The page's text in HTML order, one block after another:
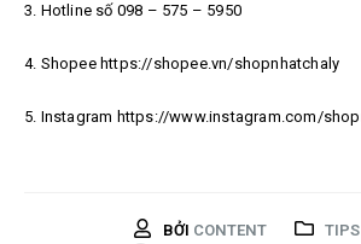
3. Hotline số 098 – 575 – 5950
4. Shopee https://shopee.vn/shopnhatchaly
5. Instagram https://www.instagram.com/
BỞI CONTENT